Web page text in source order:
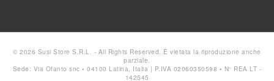
© 2026 Susi Store S.R.L. - All Rights Reserved. È vietata la riproduzione anche
parziale.
Sede: Via Ofanto snc • 04100 Latina, Italia | P.IVA 02060350598 • N° REA LT -
142545